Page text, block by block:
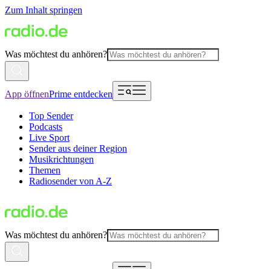
Zum Inhalt springen
Was möchtest du anhören?
App öffnenPrime entdecken
Top Sender
Podcasts
Live Sport
Sender aus deiner Region
Musikrichtungen
Themen
Radiosender von A-Z
Was möchtest du anhören?